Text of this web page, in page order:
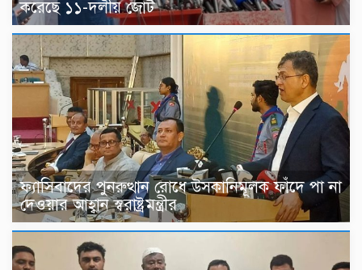
করেছে ১১-দলীয় জোট
ফ্যাসিবাদের পুনরুত্থান রোধে উসকানিমূলক ফাঁদে পা না
দেওয়ার আহ্বান স্বরাষ্ট্রমন্ত্রীর